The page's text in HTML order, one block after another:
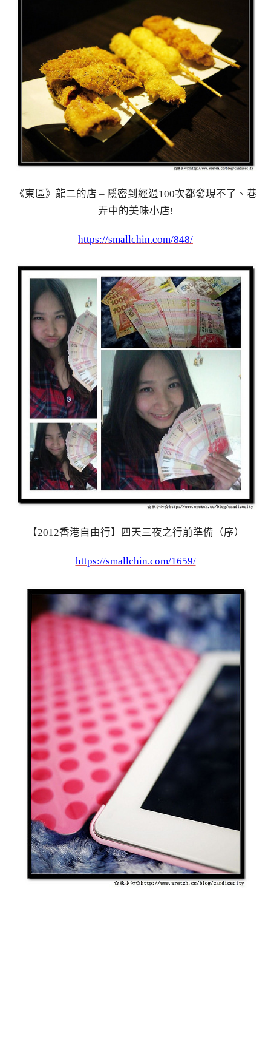
《東區》龍二的店 – 隱密到經過100次都發現不了、巷
弄中的美味小店!
https://smallchin.com/848/
【2012香港自由行】四天三夜之行前準備（序）
https://smallchin.com/1659/